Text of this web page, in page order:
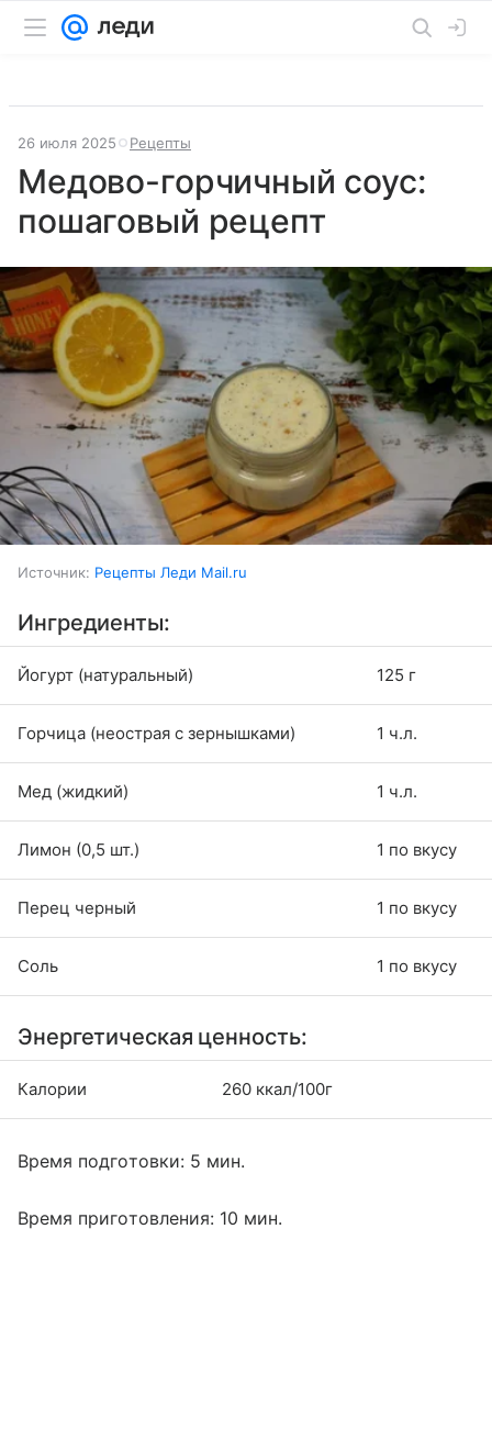
26 июля 2025 Рецепты
Медово-горчичный соус:
пошаговый рецепт
Источник: Рецепты Леди Mail.ru
Ингредиенты:
Йогурт (натуральный) 125 г
Горчица (неострая с зернышками) 1 ч.л.
Мед (жидкий) 1 ч.л.
Лимон (0,5 шт.) 1 по вкусу
Перец черный 1 по вкусу
Соль 1 по вкусу
Энергетическая ценность:
Калории 260 ккал/100г
Время подготовки: 5 мин.
Время приготовления: 10 мин.